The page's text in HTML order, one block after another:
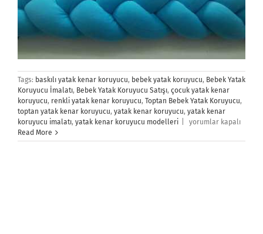
Tags: baskılı yatak kenar koruyucu, bebek yatak koruyucu, Bebek Yatak
Koruyucu İmalatı, Bebek Yatak Koruyucu Satışı, çocuk yatak kenar
koruyucu, renkli yatak kenar koruyucu, Toptan Bebek Yatak Koruyucu,
toptan yatak kenar koruyucu, yatak kenar koruyucu, yatak kenar
koruyucu imalatı, yatak kenar koruyucu modelleri
Bebek
Koruyucu
yorumlar kapalı
Read More